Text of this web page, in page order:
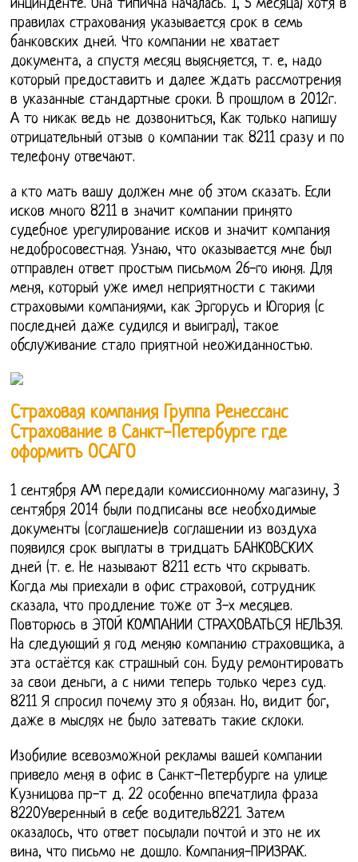
инцинденте. Она типична началась. 1, 5 месяца) хотя в
правилах страхования указывается срок в семь
банковских дней. Что компании не хватает
документа, а спустя месяц выясняется, т. е, надо
который предоставить и далее ждать рассмотрения
в указанные стандартные сроки. В прошлом в 2012г.
А то никак ведь не дозвониться, Как только напишу
отрицательный отзыв о компании так 8211 сразу и по
телефону отвечают.
а кто мать вашу должен мне об этом сказать. Если
исков много 8211 в значит компании принято
судебное урегулирование исков и значит компания
недобросовестная. Узнаю, что оказывается мне был
отправлен ответ простым письмом 26-го июня. Для
меня, который уже имел неприятности с такими
страховыми компаниями, как Эргорусь и Югория (с
последней даже судился и выиграл), такое
обслуживание стало приятной неожиданностью.
Страховая компания Группа Ренессанс
Страхование в Санкт-Петербурге где
оформить ОСАГО
1 сентября АМ передали комиссионному магазину, 3
сентября 2014 были подписаны все необходимые
документы (соглашение)в соглашении из воздуха
появился срок выплаты в тридцать БАНКОВСКИХ
дней (т. е. Не называют 8211 есть что скрывать.
Когда мы приехали в офис страховой, сотрудник
сказала, что продление тоже от 3-х месяцев.
Повторюсь в ЭТОЙ КОМПАНИИ СТРАХОВАТЬСЯ НЕЛЬЗЯ.
На следующий я год меняю компанию страховщика, а
эта остаётся как страшный сон. Буду ремонтировать
за свои деньги, а с ними теперь только через суд.
8211 Я спросил почему это я обязан. Но, видит бог,
даже в мыслях не было затевать такие склоки.
Изобилие всевозможной рекламы вашей компании
привело меня в офис в Санкт-Петербурге на улице
Кузницова пр-т д. 22 особенно впечатлила фраза
8220Уверенный в себе водитель8221. Затем
оказалось, что ответ посылали почтой и это не их
вина, что письмо не дошло. Компания-ПРИЗРАК.